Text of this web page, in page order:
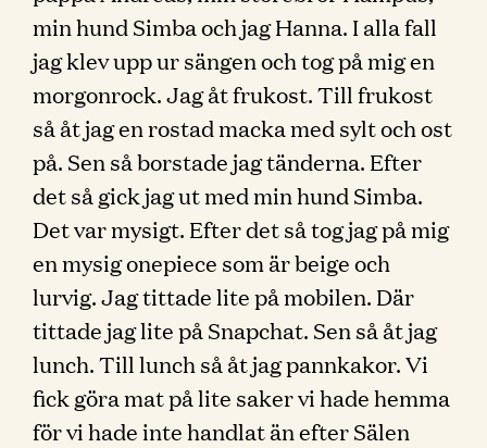
min hund Simba och jag Hanna. I alla fall
jag klev upp ur sängen och tog på mig en
morgonrock. Jag åt frukost. Till frukost
så åt jag en rostad macka med sylt och ost
på. Sen så borstade jag tänderna. Efter
det så gick jag ut med min hund Simba.
Det var mysigt. Efter det så tog jag på mig
en mysig onepiece som är beige och
lurvig. Jag tittade lite på mobilen. Där
tittade jag lite på Snapchat. Sen så åt jag
lunch. Till lunch så åt jag pannkakor. Vi
fick göra mat på lite saker vi hade hemma
för vi hade inte handlat än efter Sälen